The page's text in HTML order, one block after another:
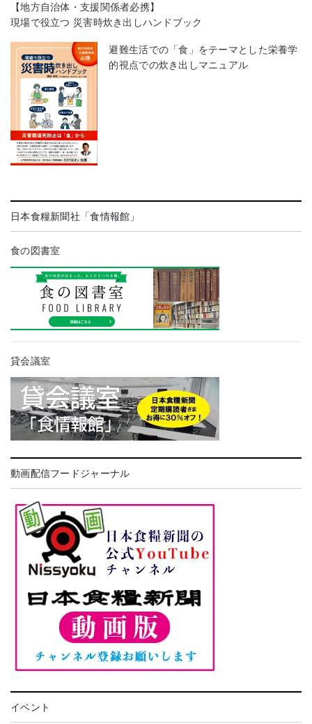
【地方自治体・支援関係者必携】
現場で役立つ 災害時炊き出しハンドブック
避難生活での「食」をテーマとした栄養学
的視点での炊き出しマニュアル
日本食糧新聞社「食情報館」
食の図書室
貸会議室
動画配信フードジャーナル
イベント